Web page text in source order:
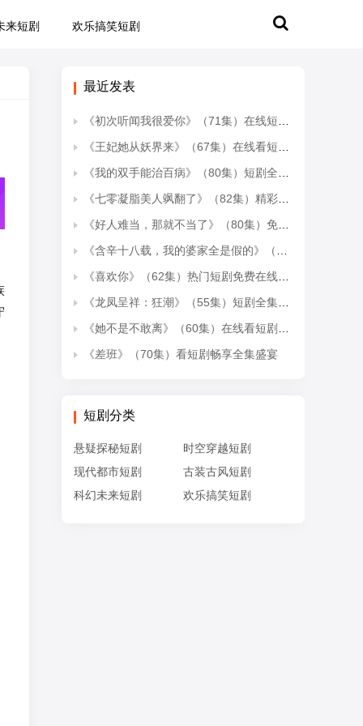
来短剧 欢乐搞笑短剧
最近发表
《初次听闻我很爱你》（71集）在线短剧精彩剧情连看
《王妃她从妖界来》（67集）在线看短剧全集超带感
《我的双手能治百病》（80集）短剧全集免费在线尽情看
《七零凝脂美人飒翻了》（82集）精彩短剧在线一追到底
《好人难当，那就不当了》（80集）免费短剧全集一看到底
《含辛十八载，我的婆家全是假的》（58集）短剧免费全集畅快追
《喜欢你》（62集）热门短剧免费在线看全集
《龙凤呈祥：狂潮》（55集）短剧全集精彩不容错过
《她不是不敢离》（60集）在线看短剧全集上头
《差班》（70集）看短剧畅享全集盛宴
短剧分类
悬疑探秘短剧
时空穿越短剧
现代都市短剧
古装古风短剧
科幻未来短剧
欢乐搞笑短剧